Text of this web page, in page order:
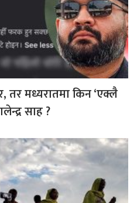
तर मध्यरातमा किन ‘एक्लै
साह ?